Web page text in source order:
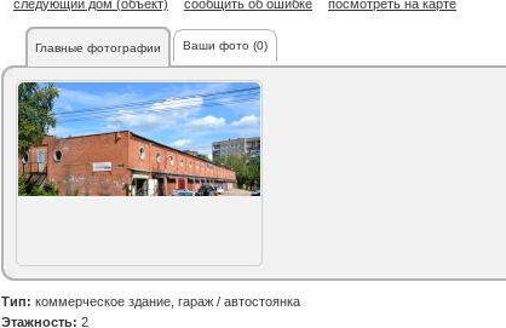
следующий дом (объект) сообщить об ошибке посмотреть на карте
Главные фотографии Ваши фото (0)
Тип: коммерческое здание, гараж / автостоянка
Этажность: 2